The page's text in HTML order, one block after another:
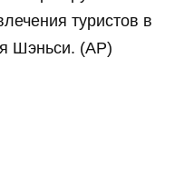
туристов в
Шэньси. (AP)